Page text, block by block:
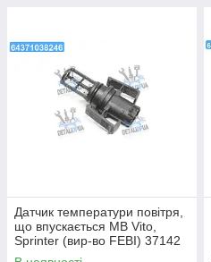
Датчик температури повітря,
що впускається MB Vito,
Sprinter (вир-во FEBI) 37142
UA1